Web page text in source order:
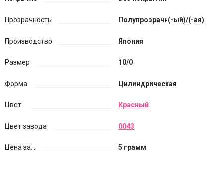
Прозрачность Полупрозрачн(-ый)/(-ая)
Производство Япония
Размер 10/0
Форма Цилиндрическая
Цвет Красный
Цвет завода 0043
Цена за... 5 грамм